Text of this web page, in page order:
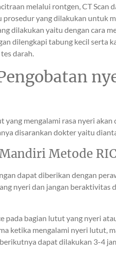
melalui rontgen, CT Scan
yang dilakukan untuk
dilakukan yaitu dengan cara
dilengkapi tabung kecil serta
darah.
mengalami rasa nyeri akan
disarankan dokter yaitu
Metode
dapat diberikan dengan
nyeri dan jangan beraktivitas
pada bagian lutut yang nyeri
ketika mengalami nyeri lutut,
dapat dilakukan 3-4